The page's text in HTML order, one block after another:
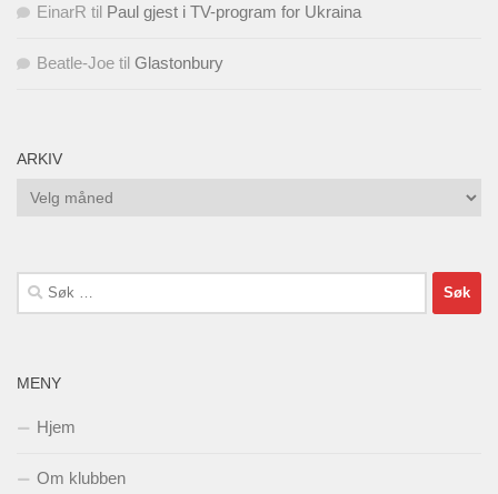
EinarR til Paul gjest i TV-program for Ukraina
Beatle-Joe til Glastonbury
ARKIV
Arkiv
Søk
etter:
MENY
Hjem
Om klubben